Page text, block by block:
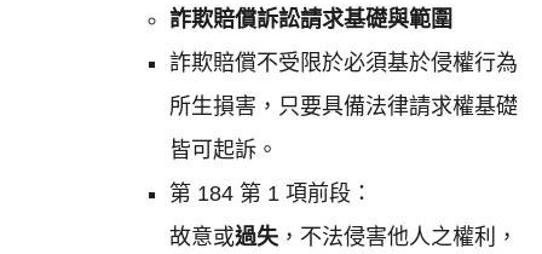
詐欺賠償訴訟請求基礎與範圍
詐欺賠償不受限於必須基於侵權行為
所生損害，只要具備法律請求權基礎
皆可起訴。
第 184 第 1 項前段：
故意或過失，不法侵害他人之權利，